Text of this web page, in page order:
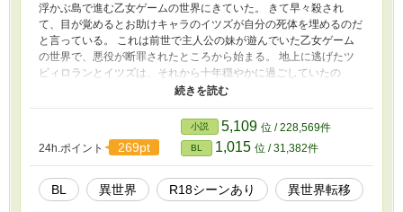
浮かぶ島で進む乙女ゲームの世界にきていた。 きて早々殺され
て、目が覚めるとお助けキャラのイツズが自分の死体を埋めるのだ
と言っている。 これは前世で主人公の妹が遊んでいた乙女ゲーム
の世界で、悪役が断罪されたところから始まる。 地上に逃げたツ
ビィロランとイツズは、それから十年穏やかに過ごしていたの
に……。 ※お気に入り、エール、コメント、しおりを入れていた
だき有難う御座います！
24h.ポイント 269pt
小説 5,109 位 / 228,569件
BL 1,015 位 / 31,382件
BL 異世界 R18シーンあり 異世界転移